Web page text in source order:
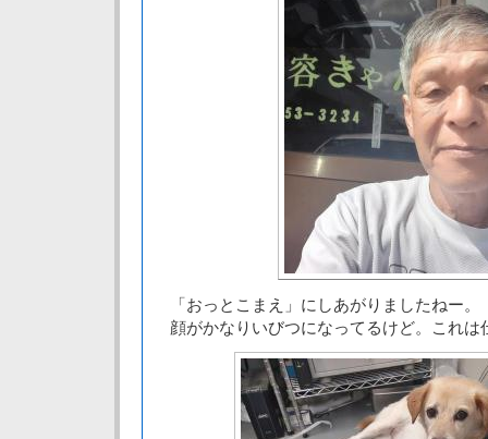
「おっとこまえ」にしあがりましたねー。
顔がかなりいびつになってるけど。これは